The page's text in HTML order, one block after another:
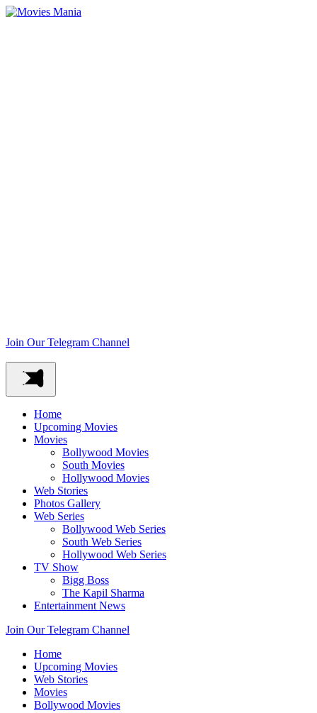
Join Our Telegram Channel
Home
Upcoming Movies
Movies
Bollywood Movies
South Movies
Hollywood Movies
Web Stories
Photos Gallery
Web Series
Bollywood Web Series
South Web Series
Hollywood Web Series
TV Show
Bigg Boss
The Kapil Sharma
Entertainment News
Join Our Telegram Channel
Home
Upcoming Movies
Web Stories
Movies
Bollywood Movies